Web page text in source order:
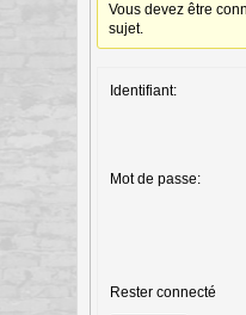
Vous devez être
sujet.
Identifiant:
Mot de passe:
Rester connecté